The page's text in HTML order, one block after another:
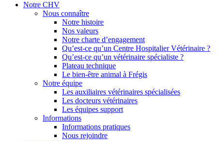
Notre CHV
Nous connaître
Notre histoire
Nos valeurs
Notre charte d’engagement
Qu’est-ce qu’un Centre Hospitalier Vétérinaire ?
Qu’est-ce qu’un vétérinaire spécialiste ?
Plateau technique
Le bien-être animal à Frégis
Notre équipe
Les auxiliaires vétérinaires spécialisées
Les docteurs vétérinaires
Les équipes support
Informations
Informations pratiques
Nous rejoindre